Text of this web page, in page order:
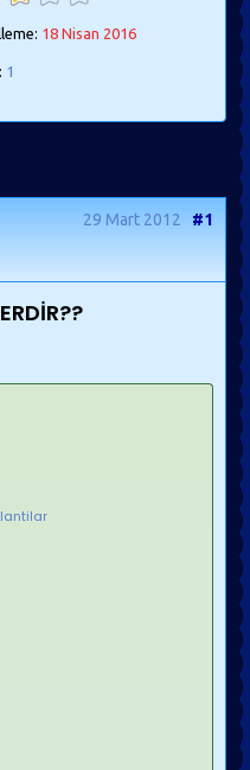
18 Nisan 2016
1
29 Mart 2012 #1